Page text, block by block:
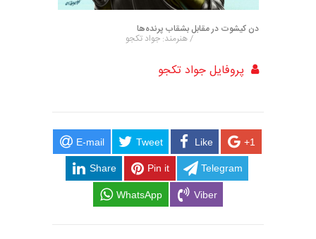
دن کیشوت در مقابل بشقاب پرنده‌ها
/ هنرمند: جواد تکجو
پروفایل جواد تکجو
E-mail Tweet Like +1
Share Pin it Telegram
WhatsApp Viber